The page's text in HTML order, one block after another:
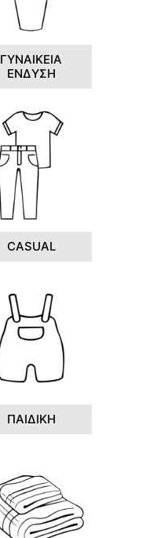
ΓΥΝΑΙΚΕΙΑ
ΕΝΔΥΣΗ
CASUAL
ΠΑΙΔΙΚΗ